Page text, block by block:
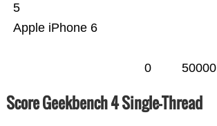
Apple iPhone 6
5
0 50000
Score Geekbench 4 Single-Thread